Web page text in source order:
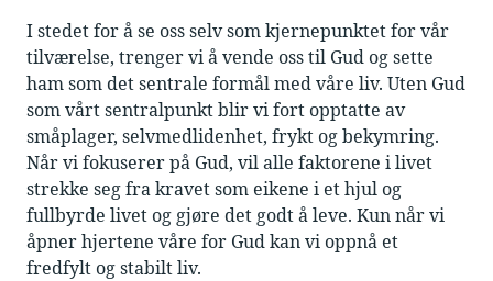
I stedet for å se oss selv som kjernepunktet for vår
tilværelse, trenger vi å vende oss til Gud og sette
ham som det sentrale formål med våre liv. Uten Gud
som vårt sentralpunkt blir vi fort opptatte av
småplager, selvmedlidenhet, frykt og bekymring.
Når vi fokuserer på Gud, vil alle faktorene i livet
strekke seg fra kravet som eikene i et hjul og
fullbyrde livet og gjøre det godt å leve. Kun når vi
åpner hjertene våre for Gud kan vi oppnå et
fredfylt og stabilt liv.